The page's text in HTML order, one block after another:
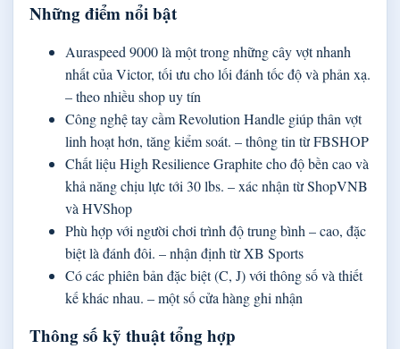
Những điểm nổi bật
Auraspeed 9000 là một trong những cây vợt nhanh
nhất của Victor, tối ưu cho lối đánh tốc độ và phản xạ.
– theo nhiều shop uy tín
Công nghệ tay cầm Revolution Handle giúp thân vợt
linh hoạt hơn, tăng kiểm soát. – thông tin từ FBSHOP
Chất liệu High Resilience Graphite cho độ bền cao và
khả năng chịu lực tới 30 lbs. – xác nhận từ ShopVNB
và HVShop
Phù hợp với người chơi trình độ trung bình – cao, đặc
biệt là đánh đôi. – nhận định từ XB Sports
Có các phiên bản đặc biệt (C, J) với thông số và thiết
kế khác nhau. – một số cửa hàng ghi nhận
Thông số kỹ thuật tổng hợp